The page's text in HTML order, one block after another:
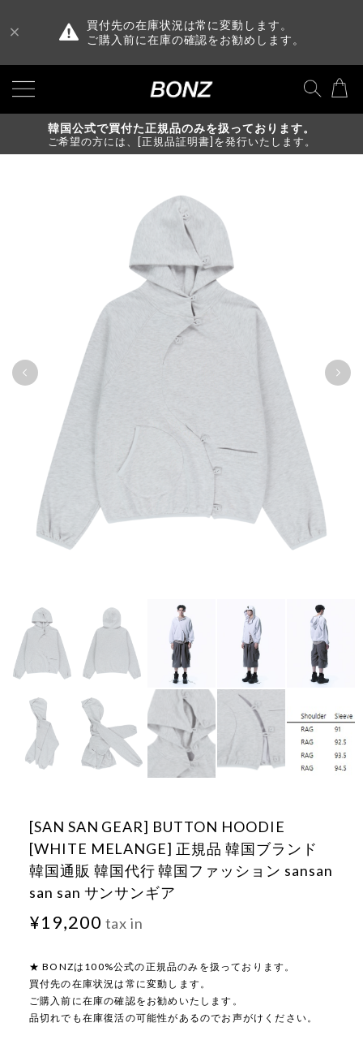
買付先の在庫状況は常に変動します。
ご購入前に在庫の確認をお勧めします。
韓国公式で買付た正規品のみを扱っております。
ご希望の方には、[正規品証明書]を発行いたします。
[SAN SAN GEAR] BUTTON HOODIE
[WHITE MELANGE] 正規品 韓国ブランド
韓国通販 韓国代行 韓国ファッション sansan
san san サンサンギア
¥19,200 tax in
★ BONZは100%公式の正規品のみを扱っております。
買付先の在庫状況は常に変動します。
ご購入前に在庫の確認をお勧めいたします。
品切れでも在庫復活の可能性があるのでお声がけください。